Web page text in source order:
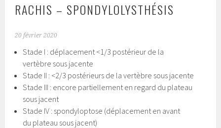
RACHIS – SPONDYLOLYSTHÉSIS
20 février 2020
Stade I : déplacement <1/3 postérieur de la
vertèbre sous jacente
Stade II : <2/3 postérieurs de la vertèbre sous jacente
Stade III : encore partiellement en regard du plateau
sous jacent
Stade IV : spondyloptose (déplacement en avant
du plateau sous jacent)